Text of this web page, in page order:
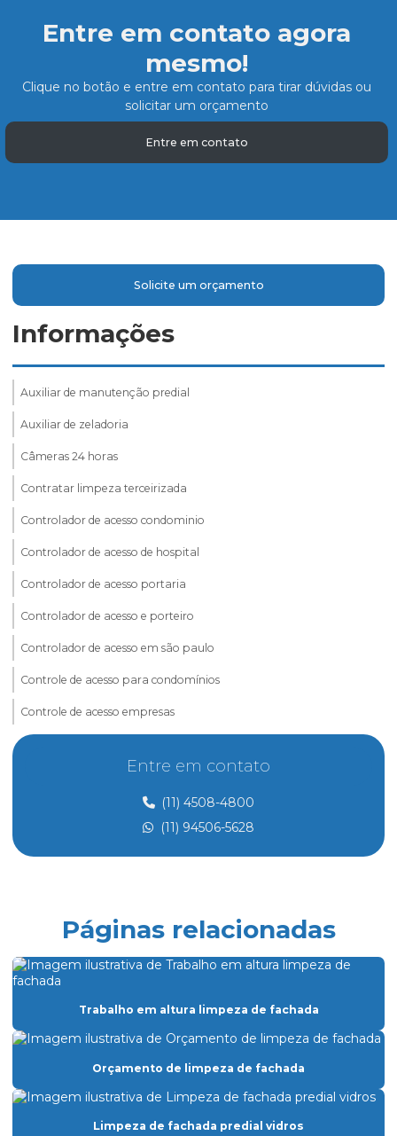
Entre em contato agora
mesmo!
Clique no botão e entre em contato para tirar dúvidas ou
solicitar um orçamento
Entre em contato
Solicite um orçamento
Informações
Auxiliar de manutenção predial
Auxiliar de zeladoria
Câmeras 24 horas
Contratar limpeza terceirizada
Controlador de acesso condominio
Controlador de acesso de hospital
Controlador de acesso portaria
Controlador de acesso e porteiro
Controlador de acesso em são paulo
Controle de acesso para condomínios
Controle de acesso empresas
Controle de acesso e portaria
Controle de acesso preço
Controle de acesso de prestadores de serviço
Eletricista de manutenção predial
Empresa de dedetização
Empresa especializada em limpeza de vidros
Empresa de facilities prediais
Empresa facility serviços gerais
Empresa de lavagem de fachada de vidro
Entre em contato
(11) 4508-4800
(11) 94506-5628
Páginas relacionadas
Trabalho em altura limpeza de fachada
Orçamento de limpeza de fachada
Limpeza de fachada predial vidros